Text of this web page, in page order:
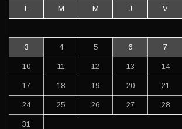
L M M J V
3 4 5 6 7
10 11 12 13 14
17 18 19 20 21
24 25 26 27 28
31